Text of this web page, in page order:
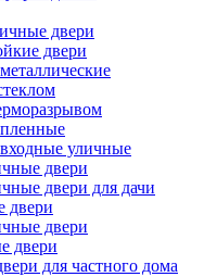
двери
двери
уличные
двери
двери для дачи
двери
двери
двери
для частного дома